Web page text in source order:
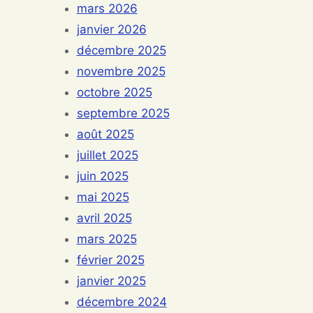
mars 2026
janvier 2026
décembre 2025
novembre 2025
octobre 2025
septembre 2025
août 2025
juillet 2025
juin 2025
mai 2025
avril 2025
mars 2025
février 2025
janvier 2025
décembre 2024